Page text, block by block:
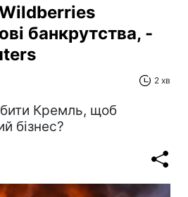
банкрутства, -
2 хв
Кремль, щоб
бізнес?